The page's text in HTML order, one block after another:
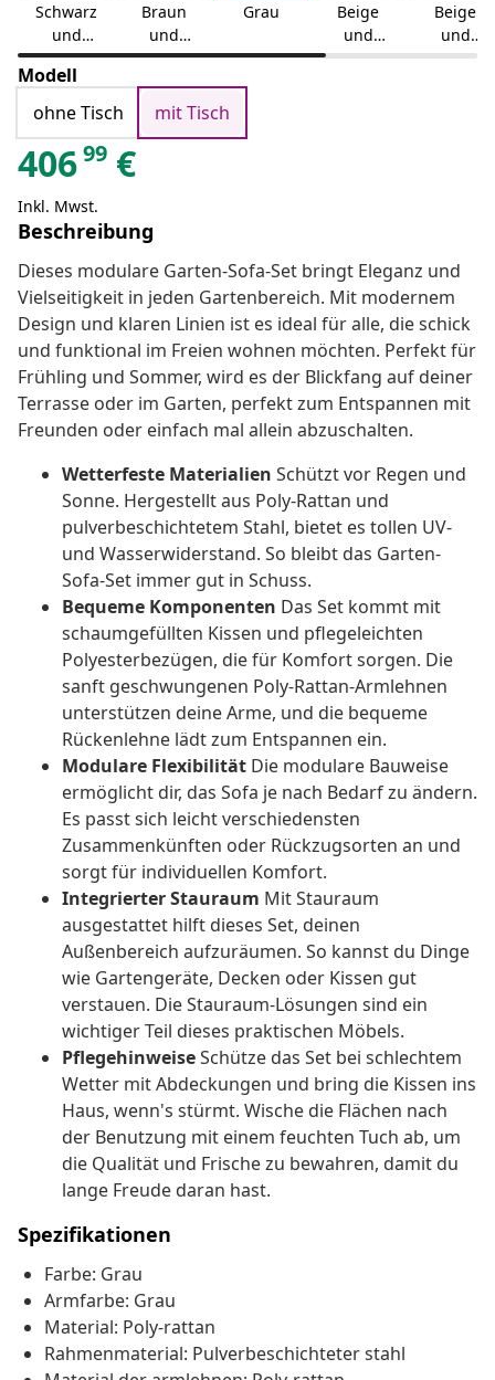
Schwarz
und
Weiß
Braun
und
Weiß
Grau
Beige
und
Hellgrau
Beige
und
Weiß
Modell
ohne Tisch
mit Tisch
40699 €
Inkl. Mwst.
Beschreibung
Dieses modulare Garten-Sofa-Set bringt Eleganz und
Vielseitigkeit in jeden Gartenbereich. Mit modernem
Design und klaren Linien ist es ideal für alle, die schick
und funktional im Freien wohnen möchten. Perfekt für
Frühling und Sommer, wird es der Blickfang auf deiner
Terrasse oder im Garten, perfekt zum Entspannen mit
Freunden oder einfach mal allein abzuschalten.
Wetterfeste Materialien Schützt vor Regen und
Sonne. Hergestellt aus Poly-Rattan und
pulverbeschichtetem Stahl, bietet es tollen UV-
und Wasserwiderstand. So bleibt das Garten-
Sofa-Set immer gut in Schuss.
Bequeme Komponenten Das Set kommt mit
schaumgefüllten Kissen und pflegeleichten
Polyesterbezügen, die für Komfort sorgen. Die
sanft geschwungenen Poly-Rattan-Armlehnen
unterstützen deine Arme, und die bequeme
Rückenlehne lädt zum Entspannen ein.
Modulare Flexibilität Die modulare Bauweise
ermöglicht dir, das Sofa je nach Bedarf zu ändern.
Es passt sich leicht verschiedensten
Zusammenkünften oder Rückzugsorten an und
sorgt für individuellen Komfort.
Integrierter Stauraum Mit Stauraum
ausgestattet hilft dieses Set, deinen
Außenbereich aufzuräumen. So kannst du Dinge
wie Gartengeräte, Decken oder Kissen gut
verstauen. Die Stauraum-Lösungen sind ein
wichtiger Teil dieses praktischen Möbels.
PflegehinweiseSchütze das Set bei schlechtem
Wetter mit Abdeckungen und bring die Kissen ins
Haus, wenn's stürmt. Wische die Flächen nach
der Benutzung mit einem feuchten Tuch ab, um
die Qualität und Frische zu bewahren, damit du
lange Freude daran hast.
Spezifikationen
Farbe: Grau
Armfarbe: Grau
Material: Poly-rattan
Rahmenmaterial: Pulverbeschichteter stahl